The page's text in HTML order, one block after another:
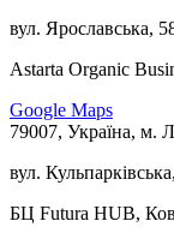
вул. Ярославська,
Astarta Organic
Google Maps
79007, Україна, м.
вул.
БЦ Futura HUB,